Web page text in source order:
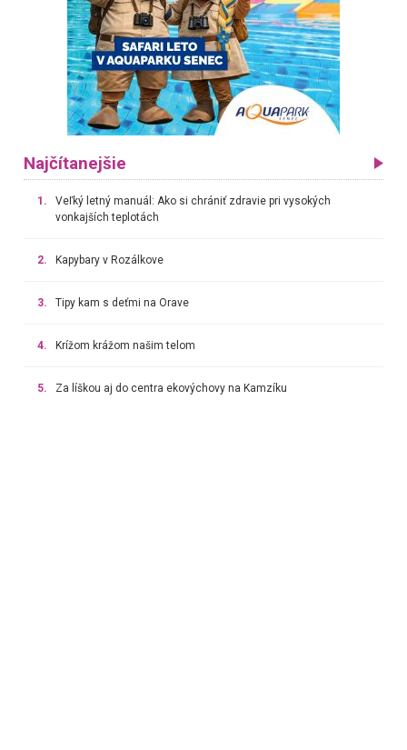
Najčítanejšie
1.
Veľký letný manuál: Ako si chrániť zdravie pri vysokých
vonkajších teplotách
2. Kapybary v Rozálkove
3. Tipy kam s deťmi na Orave
4. Krížom krážom našim telom
5. Za líškou aj do centra ekovýchovy na Kamzíku